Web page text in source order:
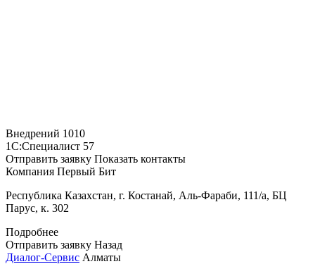
Внедрений 1010
1С:Специалист 57
Отправить заявку Показать контакты
Компания Первый Бит
Республика Казахстан, г. Костанай, Аль-Фараби, 111/а, БЦ
Парус, к. 302
Подробнее
Отправить заявку Назад
Диалог-Сервис Алматы